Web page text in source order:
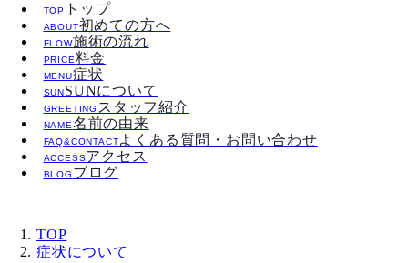
TOP トップ
ABOUT初めての方へ
FLOW施術の流れ
PRICE料金
MENU症状
SUNSUNについて
GREETING スタッフ紹介
NAME名前の由来
FAQ&CONTACTよくある質問・お問い合わせ
ACCESSアクセス
BLOG ブログ
TOP
症状について